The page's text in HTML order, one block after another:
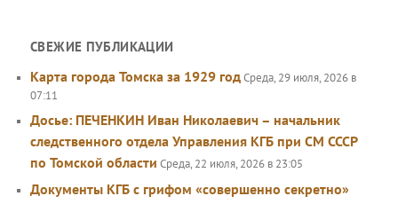
СВЕЖИЕ ПУБЛИКАЦИИ
Карта города Томска за 1929 годСреда, 29 июля, 2026 в
07:11
Досье: ПЕЧЕНКИН Иван Николаевич – начальник
следственного отдела Управления КГБ при СМ СССР
по Томской области Среда, 22 июля, 2026 в 23:05
Документы КГБ с грифом «совершенно секретно»